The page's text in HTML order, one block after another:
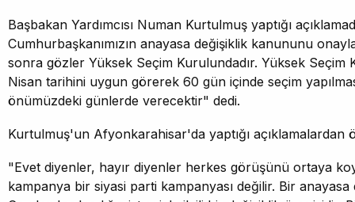
Başbakan Yardımcısı Numan Kurtulmuş yaptığı
Cumhurbaşkanımızın anayasa değişiklik kanununu
sonra gözler Yüksek Seçim Kurulundadır. Yüksek Seçim
Nisan tarihini uygun görerek 60 gün içinde seçim
önümüzdeki günlerde verecektir" dedi.
Kurtulmuş'un Afyonkarahisar'da yaptığı açıklamalardan
"Evet diyenler, hayır diyenler herkes görüşünü ortaya
kampanya bir siyasi parti kampanyası değilir. Bir anayasa